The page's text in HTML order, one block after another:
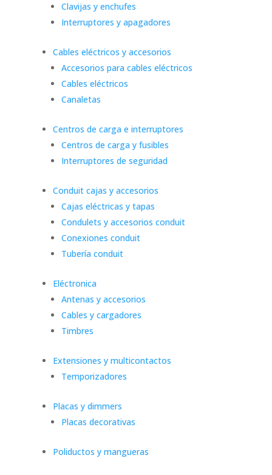
Clavijas y enchufes
Interruptores y apagadores
Cables eléctricos y accesorios
Accesorios para cables eléctricos
Cables eléctricos
Canaletas
Centros de carga e interruptores
Centros de carga y fusibles
Interruptores de seguridad
Conduit cajas y accesorios
Cajas eléctricas y tapas
Condulets y accesorios conduit
Conexiones conduit
Tubería conduit
Eléctronica
Antenas y accesorios
Cables y cargadores
Timbres
Extensiones y multicontactos
Temporizadores
Placas y dimmers
Placas decorativas
Poliductos y mangueras